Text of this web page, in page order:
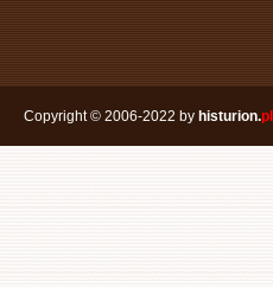
Copyright © 2006-2022 by histurion.pl